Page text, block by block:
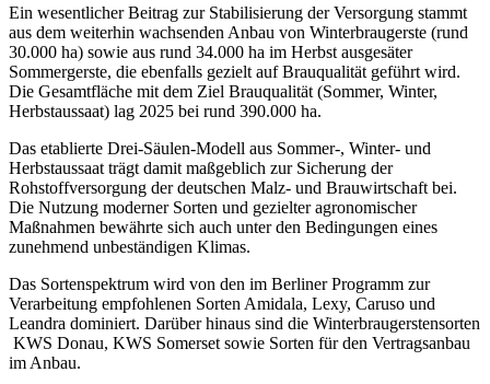
Ein wesentlicher Beitrag zur Stabilisierung der Versorgung stammt
aus dem weiterhin wachsenden Anbau von Winterbraugerste (rund
30.000 ha) sowie aus rund 34.000 ha im Herbst ausgesäter
Sommergerste, die ebenfalls gezielt auf Brauqualität geführt wird.
Die Gesamtfläche mit dem Ziel Brauqualität (Sommer, Winter,
Herbstaussaat) lag 2025 bei rund 390.000 ha.
Das etablierte Drei-Säulen-Modell aus Sommer-, Winter- und
Herbstaussaat trägt damit maßgeblich zur Sicherung der
Rohstoffversorgung der deutschen Malz- und Brauwirtschaft bei.
Die Nutzung moderner Sorten und gezielter agronomischer
Maßnahmen bewährte sich auch unter den Bedingungen eines
zunehmend unbeständigen Klimas.
Das Sortenspektrum wird von den im Berliner Programm zur
Verarbeitung empfohlenen Sorten Amidala, Lexy, Caruso und
Leandra dominiert. Darüber hinaus sind die Winterbraugerstensorten
KWS Donau, KWS Somerset sowie Sorten für den Vertragsanbau
im Anbau.